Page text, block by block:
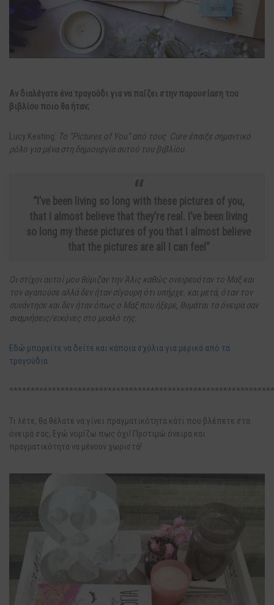
Αν διαλέγατε ένα τραγούδι για να παίζει στην παρουσίαση του
βιβλίου ποιο θα ήταν;
Lucy Keating: Το “Pictures of You” από τους Cure έπαιξε σημαντικό
ρόλο για μένα στη δημιουργία αυτού του βιβλίου.
“I’ve been living so long with these pictures of you,
that I almost believe that they’re real. I’ve been living
so long my these pictures of you that I almost believe
that the pictures are all I can feel”
Οι στίχοι αυτοί μου θύμιζαν την Άλις καθώς ονειρευόταν το Μαξ και
τον αγαπούσε αλλά δεν ήταν σίγουρη ότι υπήρχε. και μετά, όταν τον
συνάντησε και δεν ήταν όπως ο Μαξ που ήξερε, θυμάται τα όνειρα σαν
αναμνήσεις/εικόνες στο μυαλό της.
Εδώ μπορείτε να δείτε και κάποια σχόλια για μερικά από τα
τραγούδια
Τι λέτε, θα θέλατε να γίνει πραγματικότητα κάτι που βλέπετε στα
όνειρά σας; Εγώ νομίζω πως όχι! Προτιμώ όνειρα και
πραγματικότητα να μένουν χωριστά!